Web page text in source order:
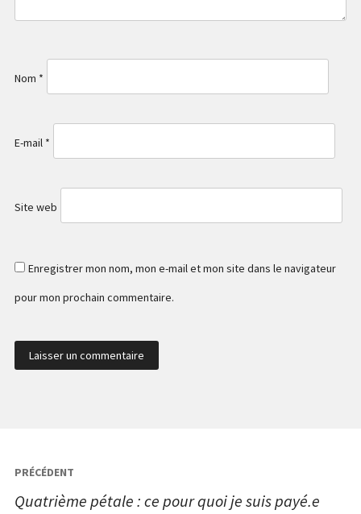
Nom *
E-mail *
Site web
Enregistrer mon nom, mon e-mail et mon site dans le navigateur
pour mon prochain commentaire.
Navigation
de
PRÉCÉDENT
Quatrième pétale : ce pour quoi je suis payé.e